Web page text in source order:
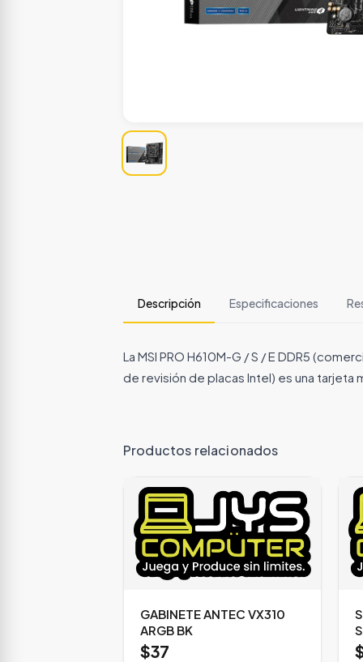
Descripción Especificaciones
La MSI PRO H610M-G / S / E DDR5
de revisión de placas Intel) es una tarjeta
Productos relacionados
GABINETE ANTEC VX310
ARGB BK
$37